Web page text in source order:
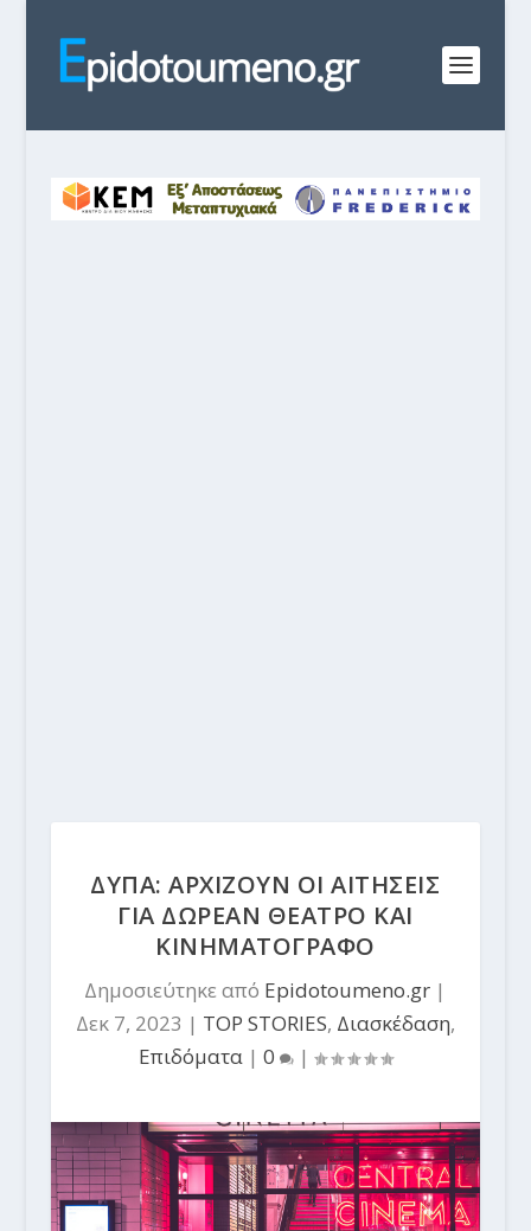
ΔΥΠΑ: ΑΡΧΙΖΟΥΝ ΟΙ ΑΙΤΗΣΕΙΣ
ΓΙΑ ΔΩΡΕΑΝ ΘΕΑΤΡΟ ΚΑΙ
ΚΙΝΗΜΑΤΟΓΡΑΦΟ
Δημοσιεύτηκε από Epidotoumeno.gr |
Δεκ 7, 2023 | TOP STORIES, Διασκέδαση,
Επιδόματα| 0 |